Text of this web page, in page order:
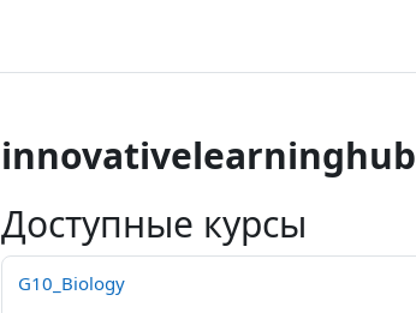
innovativelearninghub
Доступные курсы
G10_Biology